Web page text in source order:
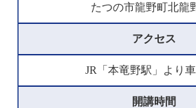
たつの市龍野町北龍
アクセス
JR「本竜野駅」より
開講時間